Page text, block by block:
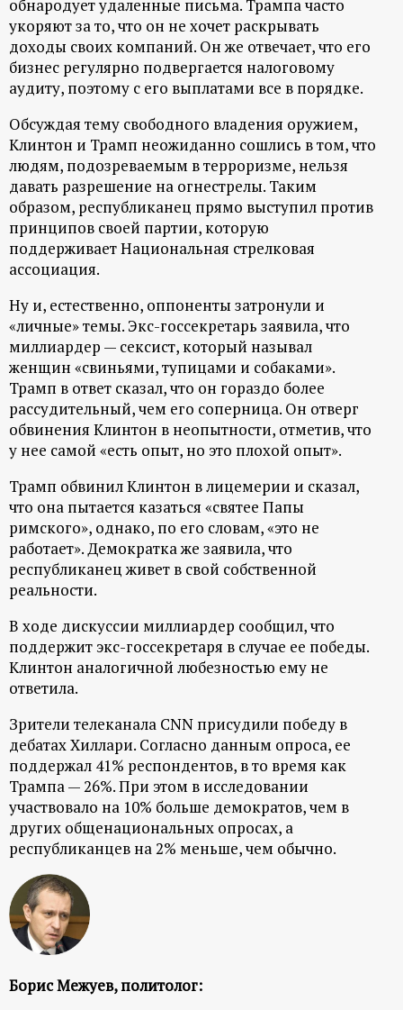
обнародует удаленные письма. Трампа часто
укоряют за то, что он не хочет раскрывать
доходы своих компаний. Он же отвечает, что его
бизнес регулярно подвергается налоговому
аудиту, поэтому с его выплатами все в порядке.
Обсуждая тему свободного владения оружием,
Клинтон и Трамп неожиданно сошлись в том, что
людям, подозреваемым в терроризме, нельзя
давать разрешение на огнестрелы. Таким
образом, республиканец прямо выступил против
принципов своей партии, которую
поддерживает Национальная стрелковая
ассоциация.
Ну и, естественно, оппоненты затронули и
«личные» темы. Экс-госсекретарь заявила, что
миллиардер — сексист, который называл
женщин «свиньями, тупицами и собаками».
Трамп в ответ сказал, что он гораздо более
рассудительный, чем его соперница. Он отверг
обвинения Клинтон в неопытности, отметив, что
у нее самой «есть опыт, но это плохой опыт».
Трамп обвинил Клинтон в лицемерии и сказал,
что она пытается казаться «святее Папы
римского», однако, по его словам, «это не
работает». Демократка же заявила, что
республиканец живет в свой собственной
реальности.
В ходе дискуссии миллиардер сообщил, что
поддержит экс-госсекретаря в случае ее победы.
Клинтон аналогичной любезностью ему не
ответила.
Зрители телеканала CNN присудили победу в
дебатах Хиллари. Согласно данным опроса, ее
поддержал 41% респондентов, в то время как
Трампа — 26%. При этом в исследовании
участвовало на 10% больше демократов, чем в
других общенациональных опросах, а
республиканцев на 2% меньше, чем обычно.
Борис Межуев, политолог: